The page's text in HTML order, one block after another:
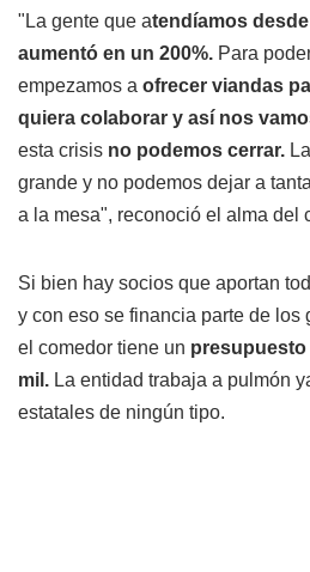
"La gente que atendíamos
aumentó en un 200%. Para
empezamos a ofrecer viandas
quiera colaborar y así nos
esta crisis no podemos cerrar.
grande y no podemos dejar a
a la mesa", reconoció el alma del
Si bien hay socios que aportan
y con eso se financia parte de los
el comedor tiene un presupuesto
mil. La entidad trabaja a pulmón
estatales de ningún tipo.